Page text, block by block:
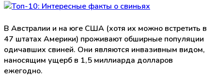
В Австралии и на юге США (хотя их можно встретить в
47 штатах Америки) проживают обширные популяции
одичавших свиней. Они являются инвазивным видом,
наносящим ущерб в 1,5 миллиарда долларов
ежегодно.